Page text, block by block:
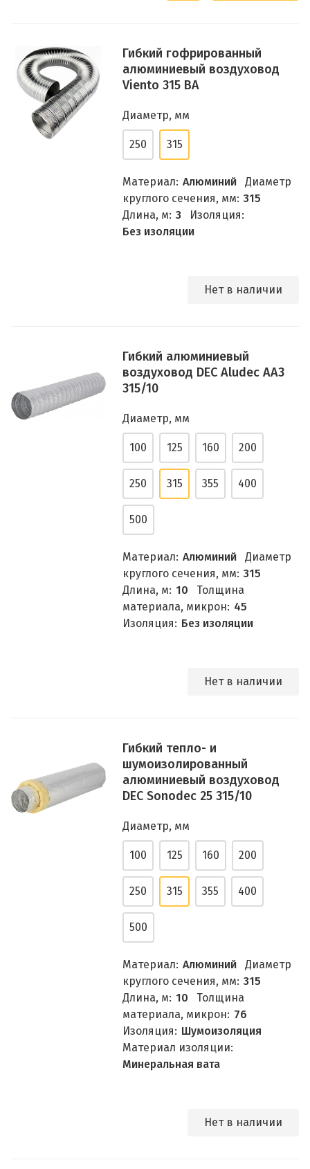
Гибкий гофрированный
алюминиевый воздуховод
Viento 315 ВА
Диаметр, мм
250 315
Материал: Алюминий
Диаметр
круглого сечения, мм: 315
Длина, м: 3
Изоляция:
Без изоляции
Нет в наличии
Гибкий алюминиевый
воздуховод DEC Aludec AA3
315/10
Диаметр, мм
100 125 160 200
250 315 355 400
500
Материал: Алюминий
Диаметр
круглого сечения, мм: 315
Длина, м: 10
Толщина
материала, микрон: 45
Изоляция: Без изоляции
Нет в наличии
Гибкий тепло- и
шумоизолированный
алюминиевый воздуховод
DEC Sonodec 25 315/10
Диаметр, мм
100 125 160 200
250 315 355 400
500
Материал: Алюминий
Диаметр
круглого сечения, мм: 315
Длина, м: 10
Толщина
материала, микрон: 76
Изоляция: Шумоизоляция
Материал изоляции:
Минеральная вата
Нет в наличии